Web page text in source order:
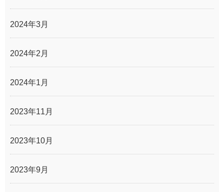
2024年3月
2024年2月
2024年1月
2023年11月
2023年10月
2023年9月